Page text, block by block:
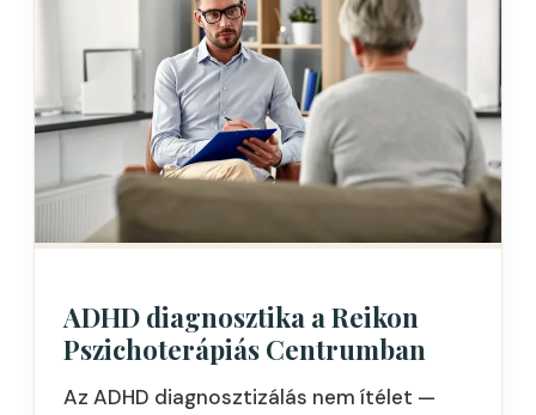
ADHD diagnosztika a Reikon
Pszichoterápiás Centrumban
Az ADHD diagnosztizálás nem ítélet —